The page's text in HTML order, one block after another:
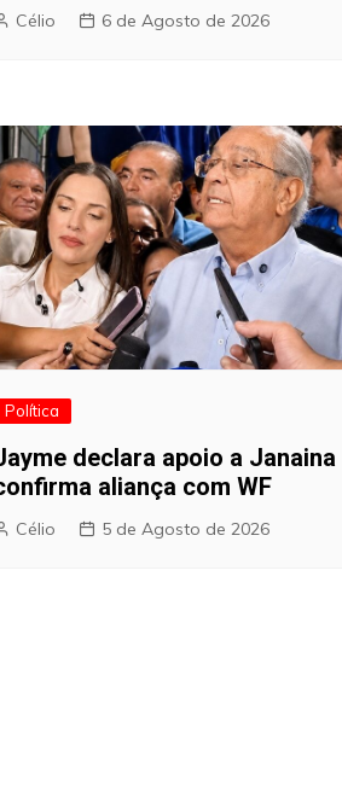
Célio 6 de Agosto de 2026
Política
declara apoio a Janaina
aliança com WF
Célio 5 de Agosto de 2026